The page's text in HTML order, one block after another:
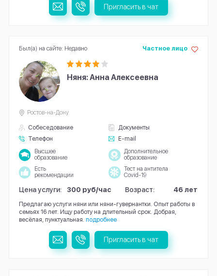
Пригласить в чат
Няня: Анна Алексеевна
Собеседование
Документы
Телефон
E-mail
Частное лицо
Ростов-на-Дону
Высшее
образование
Дополнительное
образование
Есть
рекомендации
Тест на антитела
Covid-19
Цена услуги: 300 руб/час Возраст: 46 лет
Предлагаю услуги няни или няни-гувернантки. Опыт работы в
семьях 16 лет. Ищу работу на длительный срок. Добрая,
весёлая, пунктуальная. подробнее
Был(а) на сайте: Недавно
Пригласить в чат